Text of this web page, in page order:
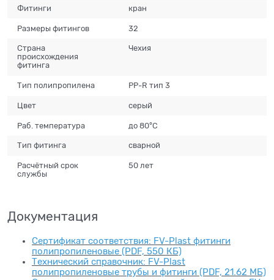
Фитинги кран
Размеры фитингов 32
Страна
происхождения
фитинга
Чехия
Тип полипропилена PP-R тип 3
Цвет серый
Раб. температура до 80°С
Тип фитинга сварной
Расчётный срок
службы
50 лет
Документация
Сертификат соответствия: FV-Plast фитинги
полипропиленовые (PDF, 550 КБ)
Технический справочник: FV-Plast
полипропиленовые трубы и фитинги (PDF, 21.62 МБ)